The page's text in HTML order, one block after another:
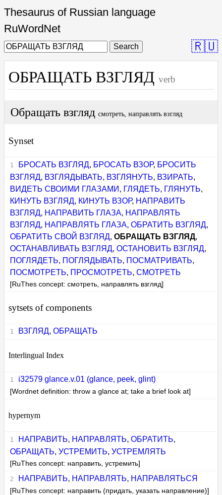
Thesaurus of Russian language
RuWordNet
Search 🇷🇺
ОБРАЩАТЬ ВЗГЛЯД verb
Обращать взгляд смотреть, направлять взгляд
Synset
БРОСАТЬ ВЗГЛЯД, БРОСАТЬ ВЗОР, БРОСИТЬ
ВЗГЛЯД, ВЗГЛЯДЫВАТЬ, ВЗГЛЯНУТЬ, ВЗИРАТЬ,
ВИДЕТЬ СВОИМИ ГЛАЗАМИ , ГЛЯДЕТЬ, ГЛЯНУТЬ,
КИНУТЬ ВЗГЛЯД, КИНУТЬ ВЗОР, НАПРАВИТЬ
ВЗГЛЯД, НАПРАВИТЬ ГЛАЗА, НАПРАВЛЯТЬ
ВЗГЛЯД, НАПРАВЛЯТЬ ГЛАЗА,ОБРАТИТЬ ВЗГЛЯД,
ОБРАТИТЬ СВОЙ ВЗГЛЯД,ОБРАЩАТЬ ВЗГЛЯД,
ОСТАНАВЛИВАТЬ ВЗГЛЯД,ОСТАНОВИТЬ ВЗГЛЯД,
ПОГЛЯДЕТЬ, ПОГЛЯДЫВАТЬ, ПОСМАТРИВАТЬ,
ПОСМОТРЕТЬ, ПРОСМОТРЕТЬ,СМОТРЕТЬ
[RuThes concept: смотреть, направлять взгляд]
sytsets of components
ВЗГЛЯД, ОБРАЩАТЬ
Interlingual Index
i32579 glance.v.01 (glance, peek, glint)
[Wordnet definition: throw a glance at; take a brief look at]
hypernym
НАПРАВИТЬ, НАПРАВЛЯТЬ, ОБРАТИТЬ,
ОБРАЩАТЬ,УСТРЕМИТЬ,УСТРЕМЛЯТЬ
[RuThes concept: направить, устремить]
НАПРАВИТЬ, НАПРАВЛЯТЬ, НАПРАВЛЯТЬСЯ
[RuThes concept: направить (придать, указать направление)]